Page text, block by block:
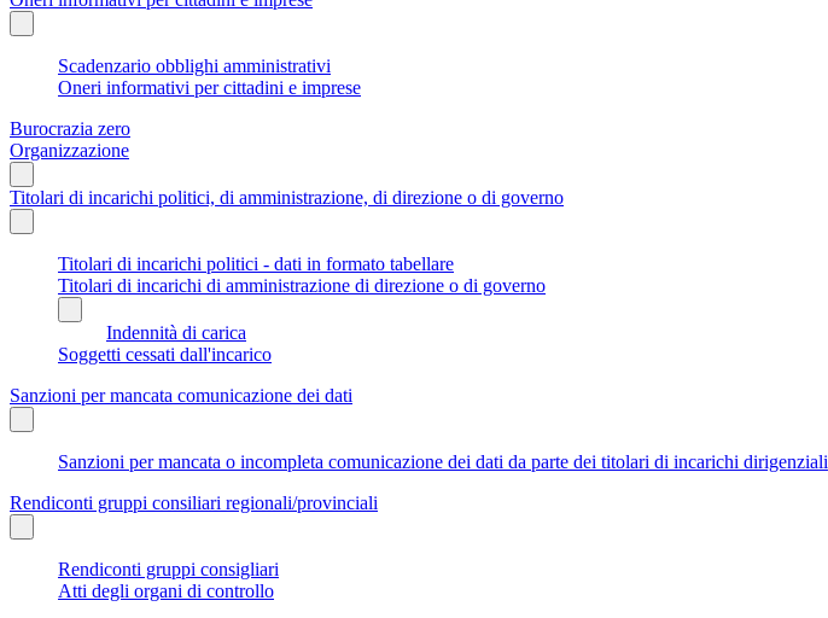
Scadenzario obblighi amministrativi
Oneri informativi per cittadini e imprese
Burocrazia zero
Organizzazione
Titolari di incarichi politici, di amministrazione, di direzione o di governo
Titolari di incarichi politici - dati in formato tabellare
Titolari di incarichi di amministrazione di direzione o di governo
Indennità di carica
Soggetti cessati dall'incarico
Sanzioni per mancata comunicazione dei dati
Sanzioni per mancata o incompleta comunicazione dei dati da parte dei titolari di incarichi dirigenziali
Rendiconti gruppi consiliari regionali/provinciali
Rendiconti gruppi consigliari
Atti degli organi di controllo